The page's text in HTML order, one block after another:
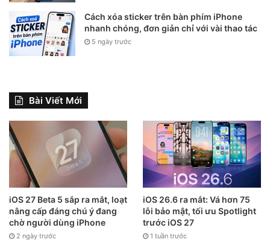
Cách xóa sticker trên bàn phím iPhone
nhanh chóng, đơn giản chỉ với vài thao tác
5 ngày trước
Bài Viết Mới
iOS 27 Beta 5 sắp ra mắt, loạt
nâng cấp đáng chú ý đang
chờ người dùng iPhone
2 ngày trước
iOS 26.6 ra mắt: Vá hơn 75
lỗi bảo mật, tối ưu Spotlight
trước iOS 27
1 tuần trước